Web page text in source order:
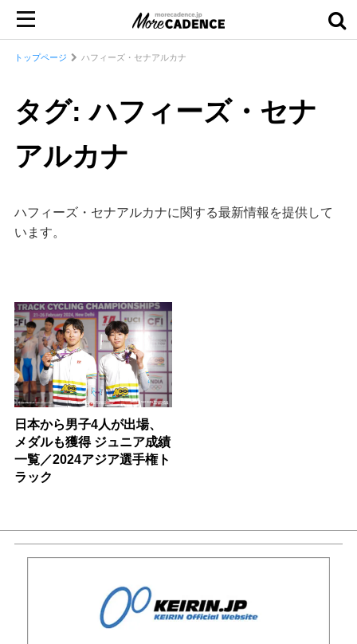
トップページ ハフィーズ・セナアルカナ
タグ: ハフィーズ・セナ
アルカナ
ハフィーズ・セナアルカナに関する最新情報を提供して
います。
日本から男子4人が出場、
メダルも獲得 ジュニア成績
一覧／2024アジア選手権ト
ラック